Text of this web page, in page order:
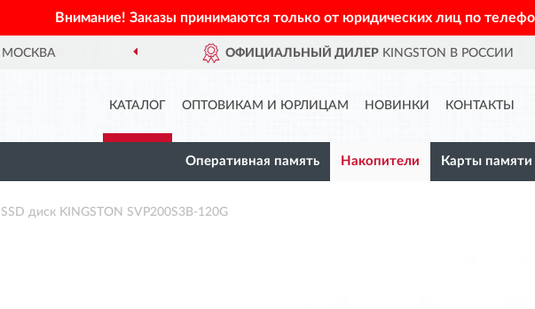
Внимание! Заказы принимаются только от юридических лиц по
МОСКВА ОФИЦИАЛЬНЫЙ ДИЛЕР KINGSTON В РОССИИ
КАТАЛОГ ОПТОВИКАМ И ЮРЛИЦАМ НОВИНКИ КОНТАКТЫ
Оперативная память Накопители Карты памяти
SSD диск KINGSTON SVP200S3B-120G